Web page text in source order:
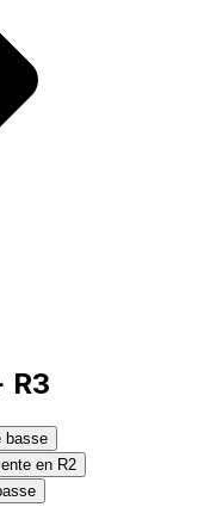
R3
basse
en R2